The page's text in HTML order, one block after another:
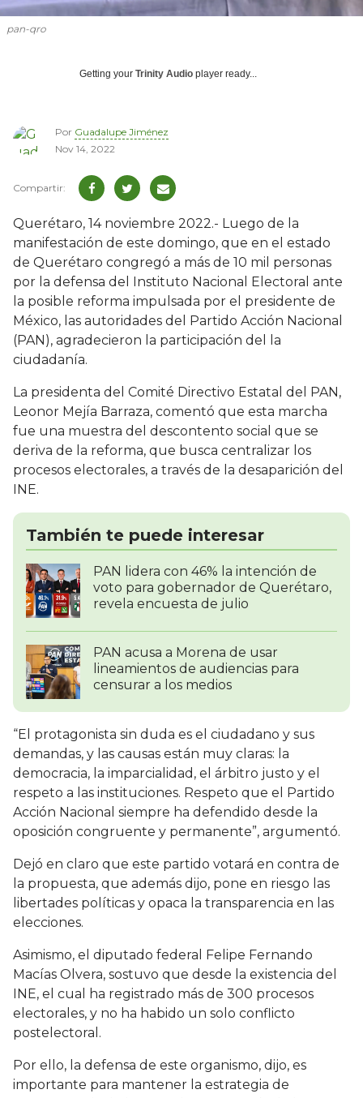
pan-qro
Getting your Trinity Audio player ready...
Por Guadalupe Jiménez
Nov 14, 2022
Querétaro, 14 noviembre 2022.- Luego de la
manifestación de este domingo, que en el estado
de Querétaro congregó a más de 10 mil personas
por la defensa del Instituto Nacional Electoral ante
la posible reforma impulsada por el presidente de
México, las autoridades del Partido Acción Nacional
(PAN), agradecieron la participación del la
ciudadanía.
La presidenta del Comité Directivo Estatal del PAN,
Leonor Mejía Barraza, comentó que esta marcha
fue una muestra del descontento social que se
deriva de la reforma, que busca centralizar los
procesos electorales, a través de la desaparición del
INE.
También te puede interesar
PAN lidera con 46% la intención de
voto para gobernador de Querétaro,
revela encuesta de julio
PAN acusa a Morena de usar
lineamientos de audiencias para
censurar a los medios
“El protagonista sin duda es el ciudadano y sus
demandas, y las causas están muy claras: la
democracia, la imparcialidad, el árbitro justo y el
respeto a las instituciones. Respeto que el Partido
Acción Nacional siempre ha defendido desde la
oposición congruente y permanente”, argumentó.
Dejó en claro que este partido votará en contra de
la propuesta, que además dijo, pone en riesgo las
libertades políticas y opaca la transparencia en las
elecciones.
Asimismo, el diputado federal Felipe Fernando
Macías Olvera, sostuvo que desde la existencia del
INE, el cual ha registrado más de 300 procesos
electorales, y no ha habido un solo conflicto
postelectoral.
Por ello, la defensa de este organismo, dijo, es
importante para mantener la estrategia de